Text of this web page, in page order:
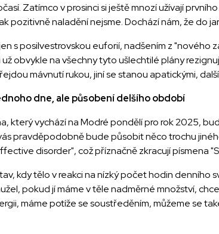
Zatímco v prosinci si ještě mnozí užívají
pozitivně naladění nejsme. Dochází nám, že do
s posilvestrovskou euforií, nadšením z "nového
obvykle na všechny tyto ušlechtilé plány
mávnutí rukou, jiní se stanou apatickými,
dne, ale působení delšího období
který vychází na Modré pondělí pro rok 2025,
pravděpodobně bude působit něco trochu
disorder", což příznačně zkracují písmena
kdy tělo v reakci na nízký počet hodin denního
pokud jí máme v těle nadměrné množství,
máme potíže se soustředěním, můžeme se